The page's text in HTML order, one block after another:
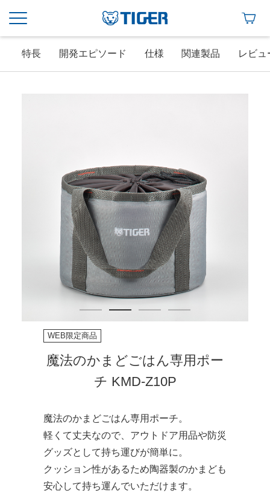
特長 開発エピソード 仕様 関連製品 レビュ
WEB限定商品
魔法のかまどごはん専用ポー
チ KMD-Z10P
魔法のかまどごはん専用ポーチ。
軽くて丈夫なので、アウトドア用品や防災
グッズとして持ち運びが簡単に。
クッション性があるため陶器製のかまども
安心して持ち運んでいただけます。